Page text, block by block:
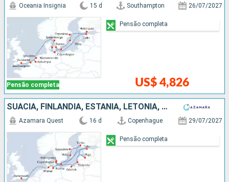
Pensão completa
Oceania Insignia 15 d Southampton 26/07/2027
US$ 4,826
Pensão completa
SUÃCIA, FINLÃNDIA, ESTÃNIA, LETÔNIA, POLÓNIA, DINAMARCA, ALEMANHA
Azamara Quest 16 d Copenhague 29/07/2027
Pensão completa